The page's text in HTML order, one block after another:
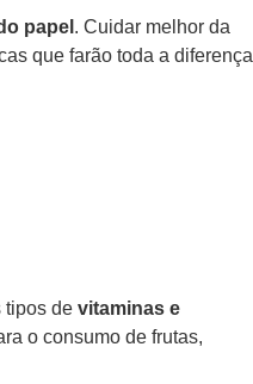
papel . Cuidar melhor da
que farão toda a diferença
tipos de vitaminas e
o consumo de frutas,